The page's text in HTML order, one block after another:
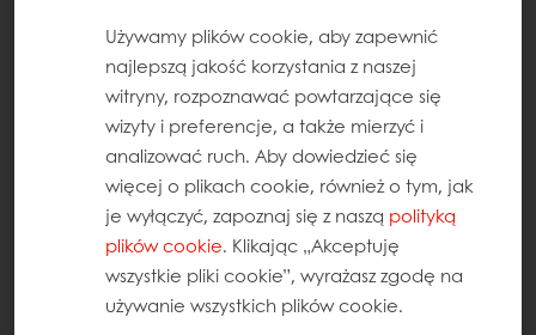
Używamy plików cookie, aby zapewnić
najlepszą jakość korzystania z naszej
witryny, rozpoznawać powtarzające się
wizyty i preferencje, a także mierzyć i
analizować ruch. Aby dowiedzieć się
więcej o plikach cookie, również o tym, jak
je wyłączyć, zapoznaj się z naszą polityką
plików cookie. Klikając „Akceptuję
wszystkie pliki cookie”, wyrażasz zgodę na
używanie wszystkich plików cookie.